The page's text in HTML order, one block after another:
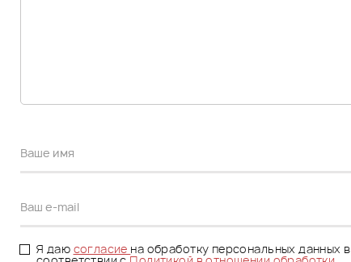
Я даю согласие на обработку персональных данных в